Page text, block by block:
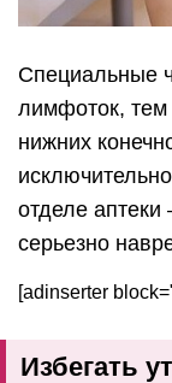
Специальные
лимфоток,
нижних
отделе
серьезно
[adinserter
Избегать